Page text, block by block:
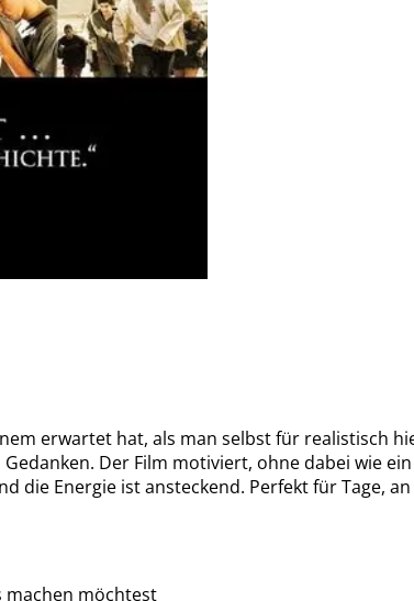
erwartet hat, als man selbst für realistisch
Der Film motiviert, ohne dabei wie
die Energie ist ansteckend. Perfekt für Tage,
machen möchtest